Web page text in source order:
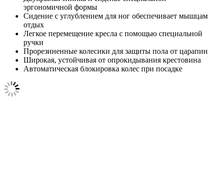
эргономичной формы
Сидение с углублением для ног обеспечивает мышцам
отдых
Легкое перемещение кресла с помощью специальной
ручки
Прорезиненные колесики для защиты пола от царапин
Широкая, устойчивая от опрокидывания крестовина
Автоматическая блокировка колес при посадке